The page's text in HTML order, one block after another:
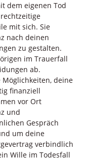
dem eigenen Tod
mit sich. Sie
nach deinen
zu gestalten.
im Trauerfall
ab.
deine
finanziell
vor Ort
und
Gespräch
um deine
verbindlich
Wille im Todesfall